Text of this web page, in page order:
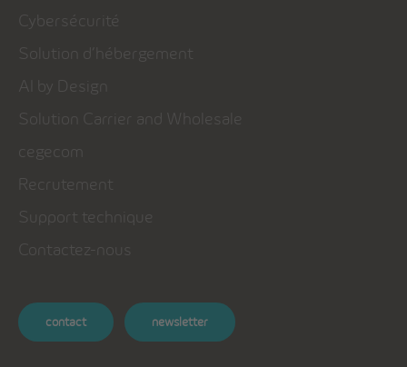
Cybersécurité
Solution d’hébergement
AI by Design
Solution Carrier and Wholesale
cegecom
Recrutement
Support technique
Contactez-nous
contact newsletter